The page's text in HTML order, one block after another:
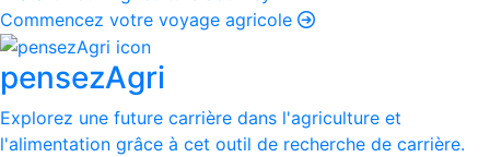
Commencez votre voyage agricole
pensezAgri
Explorez une future carrière dans l'agriculture et
l'alimentation grâce à cet outil de recherche de carrière.